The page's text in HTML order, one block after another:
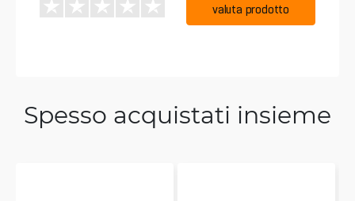
valuta prodotto
Spesso acquistati insieme